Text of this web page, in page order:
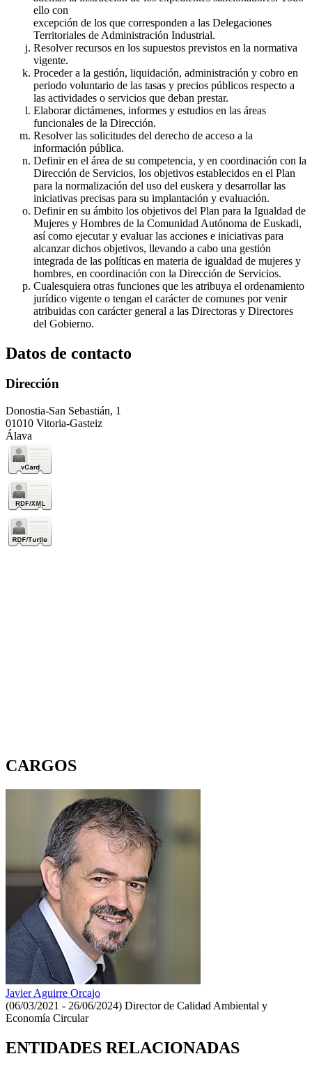
ello con
excepción de los que corresponden a las Delegaciones
Territoriales de Administración Industrial.
Resolver recursos en los supuestos previstos en la normativa
vigente.
Proceder a la gestión, liquidación, administración y cobro en
periodo voluntario de las tasas y precios públicos respecto a
las actividades o servicios que deban prestar.
Elaborar dictámenes, informes y estudios en las áreas
funcionales de la Dirección.
Resolver las solicitudes del derecho de acceso a la
información pública.
Definir en el área de su competencia, y en coordinación con la
Dirección de Servicios, los objetivos establecidos en el Plan
para la normalización del uso del euskera y desarrollar las
iniciativas precisas para su implantación y evaluación.
Definir en su ámbito los objetivos del Plan para la Igualdad de
Mujeres y Hombres de la Comunidad Autónoma de Euskadi,
así como ejecutar y evaluar las acciones e iniciativas para
alcanzar dichos objetivos, llevando a cabo una gestión
integrada de las políticas en materia de igualdad de mujeres y
hombres, en coordinación con la Dirección de Servicios.
Cualesquiera otras funciones que les atribuya el ordenamiento
jurídico vigente o tengan el carácter de comunes por venir
atribuidas con carácter general a las Directoras y Directores
del Gobierno.
Datos de contacto
Dirección
Donostia-San Sebastián, 1
01010 Vitoria-Gasteiz
Álava
CARGOS
Javier Aguirre Orcajo
(06/03/2021 - 26/06/2024) Director de Calidad Ambiental y
Economía Circular
ENTIDADES RELACIONADAS